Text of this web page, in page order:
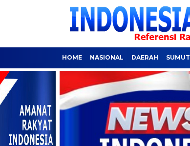
HOME NASIONAL DAERAH SUMUT